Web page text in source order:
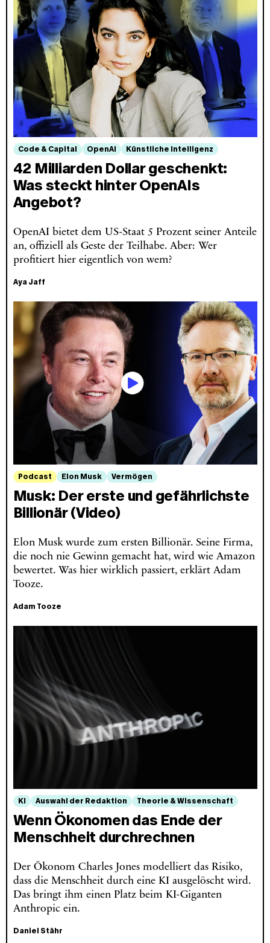
Code & Capital OpenAI Künstliche Intelligenz
42 Milliarden Dollar geschenkt:
Was steckt hinter OpenAIs
Angebot?
OpenAI bietet dem US-Staat 5 Prozent seiner Anteile
an, offiziell als Geste der Teilhabe. Aber: Wer
profitiert hier eigentlich von wem?
Aya Jaff
Podcast Elon Musk Vermögen
Musk: Der erste und gefährlichste
Billionär (Video)
Elon Musk wurde zum ersten Billionär. Seine Firma,
die noch nie Gewinn gemacht hat, wird wie Amazon
bewertet. Was hier wirklich passiert, erklärt Adam
Tooze.
Adam Tooze
KI Auswahl der Redaktion Theorie & Wissenschaft
Wenn Ökonomen das Ende der
Menschheit durchrechnen
Der Ökonom Charles Jones modelliert das Risiko,
dass die Menschheit durch eine KI ausgelöscht wird.
Das bringt ihm einen Platz beim KI-Giganten
Anthropic ein.
Daniel Stähr